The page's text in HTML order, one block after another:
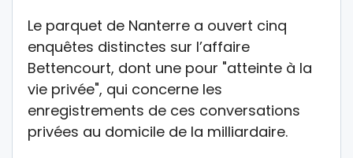
Le parquet de Nanterre a ouvert cinq
enquêtes distinctes sur l’affaire
Bettencourt, dont une pour "atteinte à la
vie privée", qui concerne les
enregistrements de ces conversations
privées au domicile de la milliardaire.